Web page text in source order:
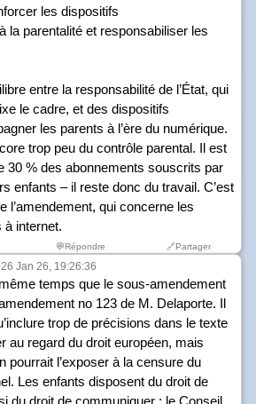
les dispositifs
la parentalité et responsabiliser les
entre la responsabilité de l’État, qui
le cadre, et des dispositifs
les parents à l’ère du numérique.
trop peu du contrôle parental. Il est
30 % des abonnements souscrits par
enfants – il reste donc du travail. C’est
l’amendement, qui concerne les
à internet.
💬Répondre 🔗Partager
Jan 26, 19:26:36
temps que le sous-amendement
no 123 de M. Delaporte. Il
trop de précisions dans le texte
au regard du droit européen, mais
pourrait l’exposer à la censure du
Les enfants disposent du droit de
du droit de communiquer ; le Conseil